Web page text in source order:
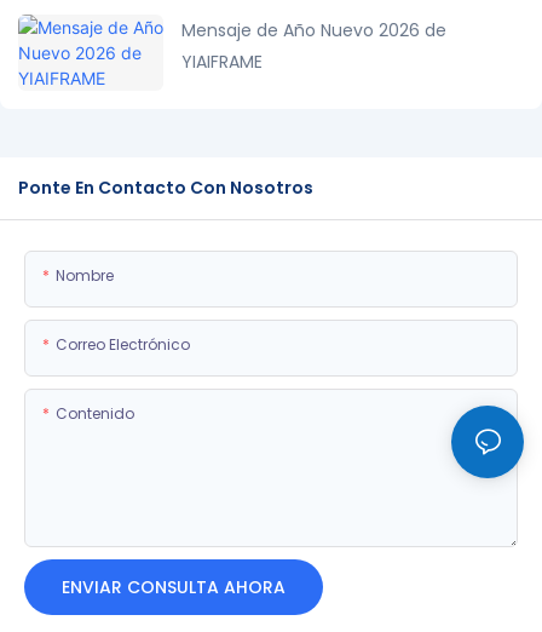
Mensaje de Año Nuevo 2026 de
YIAIFRAME
Ponte En Contacto Con Nosotros
Nombre
Correo Electrónico
Contenido
ENVIAR CONSULTA AHORA